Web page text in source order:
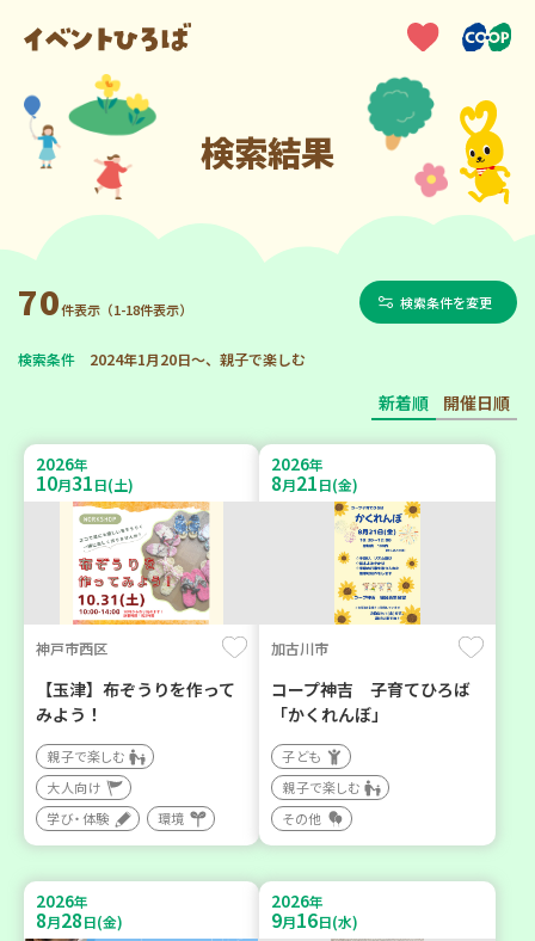
検索結果
70件表示（1-18件表示） 検索条件を変更
検索条件 2024年1月20日～、親子で楽しむ
新着順 開催日順
2026年
10月31日(土)
神戸市西区
【玉津】布ぞうりを作って
みよう！
親子で楽しむ
大人向け
学び・体験
環境
2026年
8月21日(金)
加古川市
コープ神吉 子育てひろば
「かくれんぼ」
子ども
親子で楽しむ
その他
2026年
8月28日(金)
2026年
9月16日(水)